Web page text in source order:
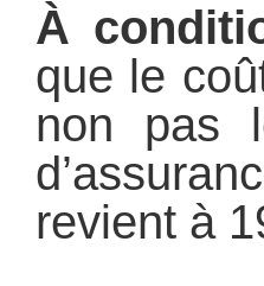
À
que le
non pas
revient à